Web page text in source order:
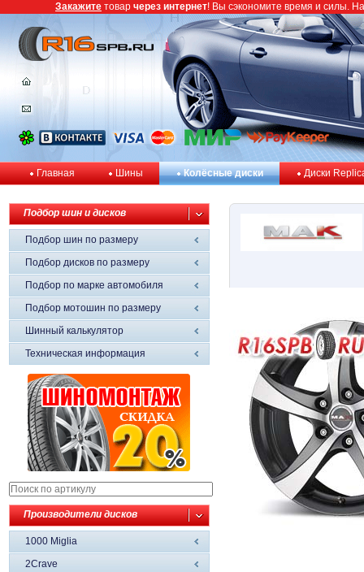
Главная Шины Колёсные диски Диски
Подбор шин и дисков
Подбор шин по размеру
Подбор дисков по размеру
Подбор по марке автомобиля
Подбор мотошин по размеру
Шинный калькулятор
Техническая информация
Производители дисков
1000 Miglia
2Crave
Закажите товар через интернет! Вы сэкономите время и силы.